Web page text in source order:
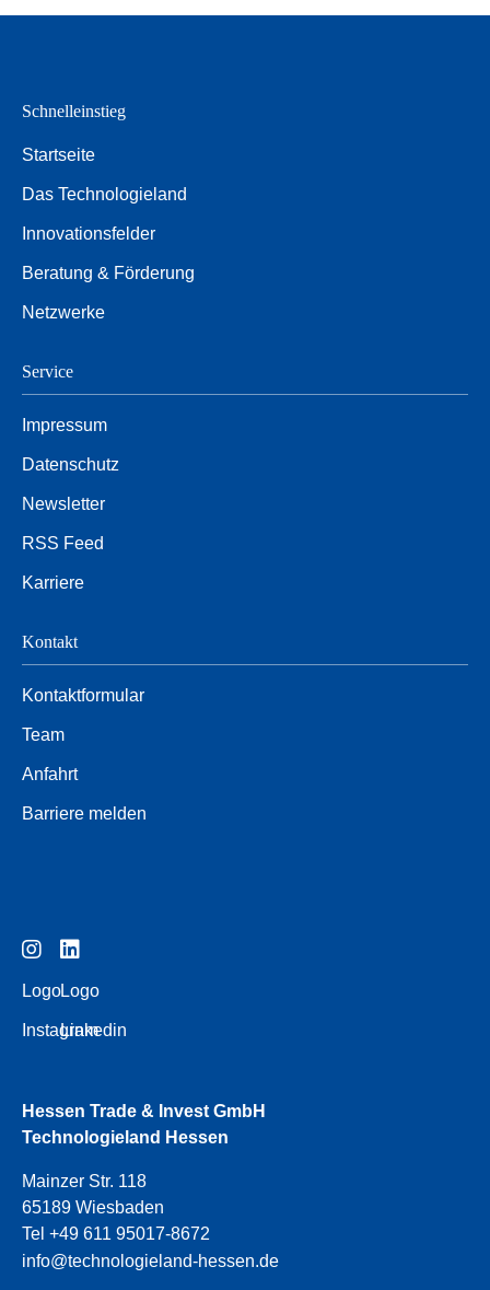
Schnelleinstieg
Startseite
Das Technologieland
Innovationsfelder
Beratung & Förderung
Netzwerke
Service
Impressum
Datenschutz
Newsletter
RSS Feed
Karriere
Kontakt
Kontaktformular
Team
Anfahrt
Barriere melden
Logo
Instagram
Logo
Linkedin
Hessen Trade & Invest GmbH
Technologieland Hessen
Mainzer Str. 118
65189 Wiesbaden
Tel +49 611 95017-8672
info@technologieland-hessen.de